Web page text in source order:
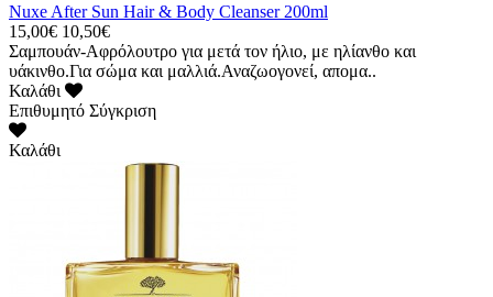
Nuxe After Sun Hair & Body Cleanser 200ml
15,00€ 10,50€
Σαμπουάν-Αφρόλουτρο για μετά τον ήλιο, με ηλίανθο και
υάκινθο.Για σώμα και μαλλιά.Αναζωογονεί, απομα..
Καλάθι
Επιθυμητό Σύγκριση
Καλάθι